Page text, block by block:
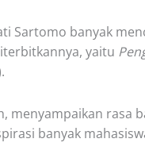
Sartomo banyak
yaitu
menyampaikan rasa
banyak